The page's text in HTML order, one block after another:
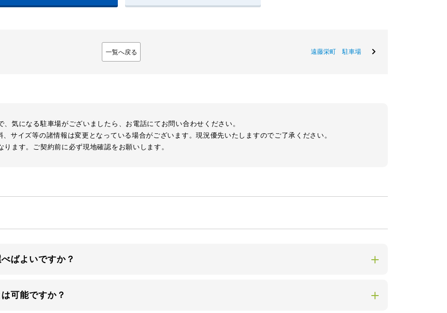
一覧へ戻る 遠藤栄町 駐車場
気になる駐車場がございましたら、お電話にてお問い合わせください。
サイズ等の諸情報は変更となっている場合がございます。現況優先いたしますのでご了承ください。
ます。ご契約前に必ず現地確認をお願いします。
ばよいですか？
可能ですか？